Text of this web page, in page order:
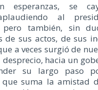
esperanzas, se
al
pero también, sin
de sus actos, de sus
a veces surgió de
hacia un
su largo paso
suma la amistad